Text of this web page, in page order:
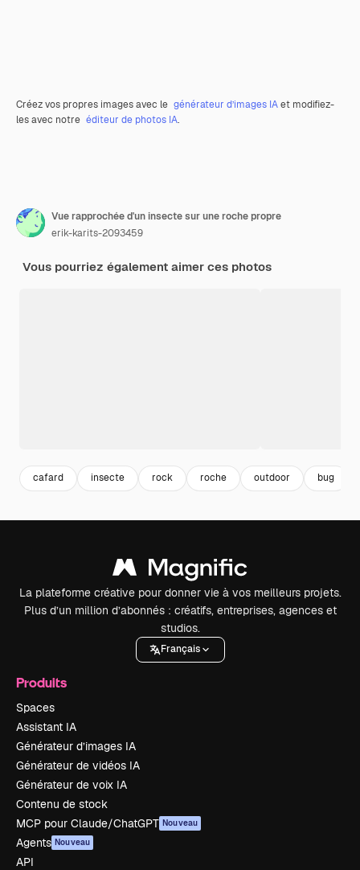
Créez vos propres images avec le générateur d’images IAet modifiez-
les avec notre éditeur de photos IA.
Vue rapprochée d'un insecte sur une roche propre
erik-karits-2093459
Vous pourriez également aimer ces photos
cafard insecte rock roche outdoor bug
La plateforme créative pour donner vie à vos meilleurs projets.
Plus d’un million d’abonnés : créatifs, entreprises, agences et
studios.
Français
Produits
Spaces
Assistant IA
Générateur d’images IA
Générateur de vidéos IA
Générateur de voix IA
Contenu de stock
MCP pour Claude/ChatGPT Nouveau
Agents Nouveau
API